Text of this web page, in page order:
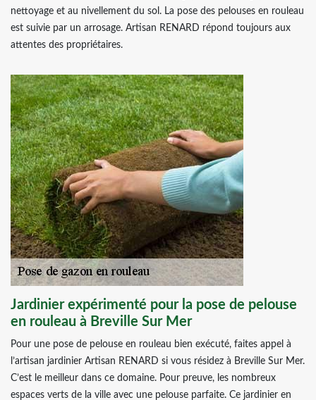
nettoyage et au nivellement du sol. La pose des pelouses en rouleau
est suivie par un arrosage. Artisan RENARD répond toujours aux
attentes des propriétaires.
Jardinier expérimenté pour la pose de pelouse
en rouleau à Breville Sur Mer
Pour une pose de pelouse en rouleau bien exécuté, faites appel à
l’artisan jardinier Artisan RENARD si vous résidez à Breville Sur Mer.
C’est le meilleur dans ce domaine. Pour preuve, les nombreux
espaces verts de la ville avec une pelouse parfaite. Ce jardinier en